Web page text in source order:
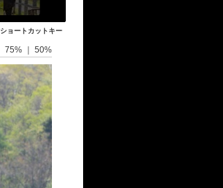
ショートカットキー
75% 50%